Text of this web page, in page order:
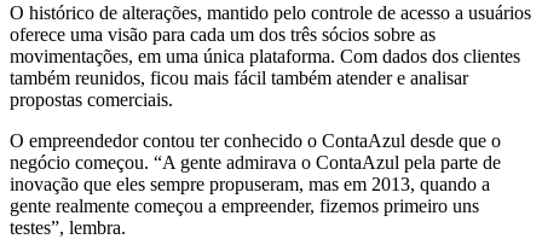
O histórico de alterações, mantido pelo controle de acesso a usuários
oferece uma visão para cada um dos três sócios sobre as
movimentações, em uma única plataforma. Com dados dos clientes
também reunidos, ficou mais fácil também atender e analisar
propostas comerciais.
O empreendedor contou ter conhecido o ContaAzul desde que o
negócio começou. “A gente admirava o ContaAzul pela parte de
inovação que eles sempre propuseram, mas em 2013, quando a
gente realmente começou a empreender, fizemos primeiro uns
testes”, lembra.